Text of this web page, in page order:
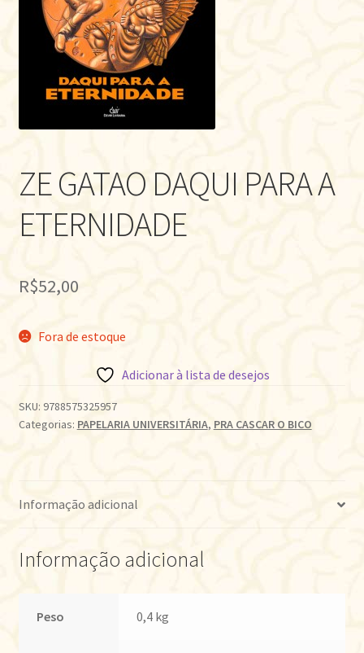
ZE GATAO DAQUI PARA A
ETERNIDADE
R$52,00
Fora de estoque
Adicionar à lista de desejos
SKU: 9788575325957
Categorias: PAPELARIA UNIVERSITÁRIA, PRA CASCAR O BICO
Informação adicional
Informação adicional
Peso 0,4 kg